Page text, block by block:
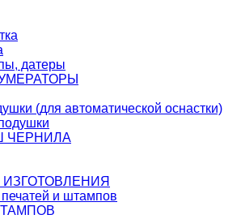
датеры
(для автоматической оснастки)
ЧЕРНИЛА
и штампов